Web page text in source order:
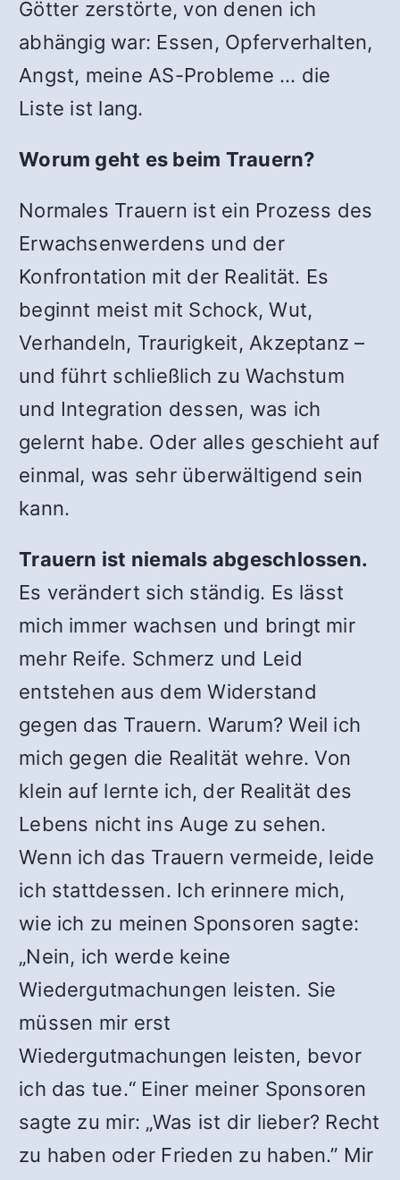
Götter zerstörte, von denen ich
abhängig war: Essen, Opferverhalten,
Angst, meine AS-Probleme … die
Liste ist lang.
Worum geht es beim Trauern?
Normales Trauern ist ein Prozess des
Erwachsenwerdens und der
Konfrontation mit der Realität. Es
beginnt meist mit Schock, Wut,
Verhandeln, Traurigkeit, Akzeptanz –
und führt schließlich zu Wachstum
und Integration dessen, was ich
gelernt habe. Oder alles geschieht auf
einmal, was sehr überwältigend sein
kann.
Trauern ist niemals abgeschlossen.
Es verändert sich ständig. Es lässt
mich immer wachsen und bringt mir
mehr Reife. Schmerz und Leid
entstehen aus dem Widerstand
gegen das Trauern. Warum? Weil ich
mich gegen die Realität wehre. Von
klein auf lernte ich, der Realität des
Lebens nicht ins Auge zu sehen.
Wenn ich das Trauern vermeide, leide
ich stattdessen. Ich erinnere mich,
wie ich zu meinen Sponsoren sagte:
„Nein, ich werde keine
Wiedergutmachungen leisten. Sie
müssen mir erst
Wiedergutmachungen leisten, bevor
ich das tue.“ Einer meiner Sponsoren
sagte zu mir: „Was ist dir lieber? Recht
zu haben oder Frieden zu haben.” Mir